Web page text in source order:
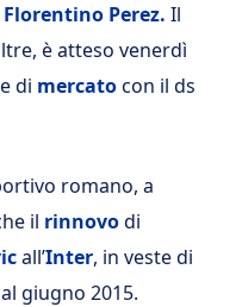
Perez. Il
è atteso venerdì
di mercatocon il ds
romano, a
il rinnovodi
all’Inter, in veste di
giugno 2015.